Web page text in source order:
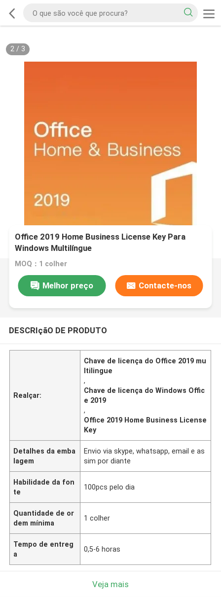
2/ 3
Office 2019 Home Business License Key Para
Windows Multilíngue
MOQ：1 colher
Melhor preço Contacte-nos
DESCRIçãO DE PRODUTO
Realçar:
Chave de licença do Office 2019 mu
ltilingue
,
Chave de licença do Windows Offic
e 2019
,
Office 2019 Home Business License
Key
Detalhes da emba
lagem
Envio via skype, whatsapp, email e as
sim por diante
Habilidade da fon
te
100pcs pelo dia
Quantidade de or
dem mínima
1 colher
Tempo de entreg
a
0,5-6 horas
Veja mais